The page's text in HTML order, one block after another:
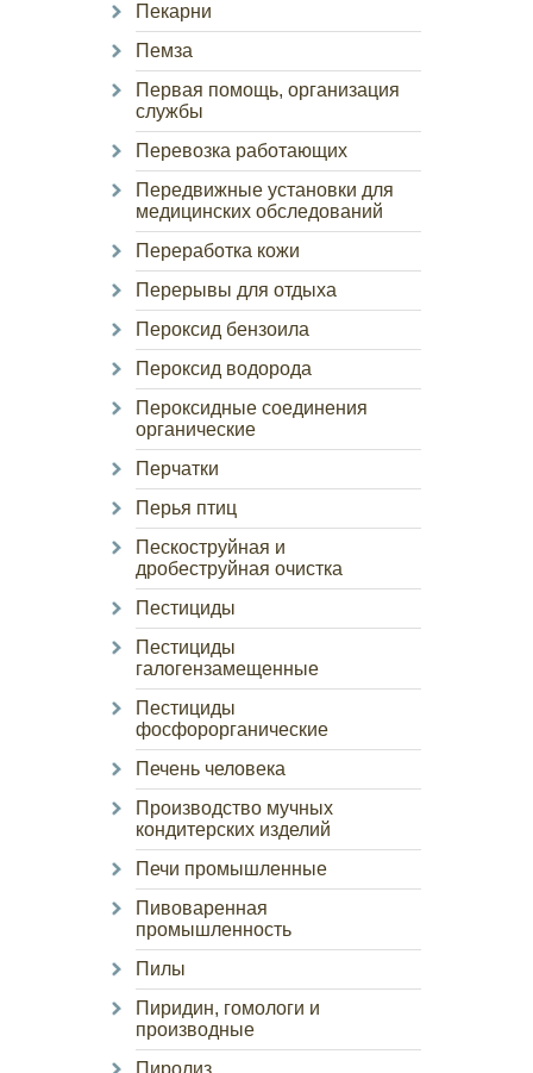
Пекарни
Пемза
Первая помощь, организация
службы
Перевозка работающих
Передвижные установки для
медицинских обследований
Переработка кожи
Перерывы для отдыха
Пероксид бензоила
Пероксид водорода
Пероксидные соединения
органические
Перчатки
Перья птиц
Пескоструйная и
дробеструйная очистка
Пестициды
Пестициды
галогензамещенные
Пестициды
фосфорорганические
Печень человека
Производство мучных
кондитерских изделий
Печи промышленные
Пивоваренная
промышленность
Пилы
Пиридин, гомологи и
производные
Пиролиз